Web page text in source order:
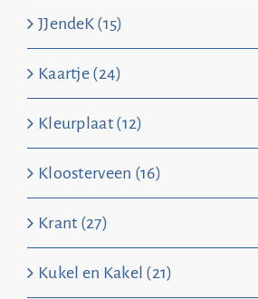
JJendeK (15)
Kaartje (24)
Kleurplaat (12)
Kloosterveen (16)
Krant (27)
Kukel en Kakel (21)